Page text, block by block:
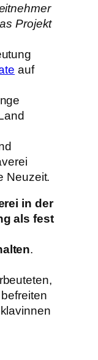
Projekt
auf
Neuzeit.
in der
als fest
.